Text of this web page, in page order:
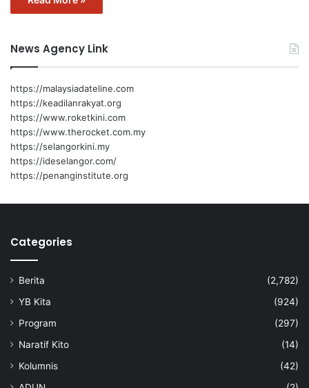
News Agency Link
https://malaysiadateline.com
https://keadilanrakyat.org
https://www.roketkini.com
https://www.therocket.com.my
https://selangorkini.my
https://ideselangor.com/
https://penanginstitute.org
Categories
Berita
(2,782)
YB Kita
(924)
Program
(297)
Naratif Kito
(14)
Kolumnis
(42)